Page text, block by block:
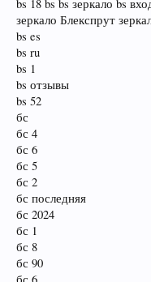
bs 18 bs bs зеркало bs
зеркало Блекспрут
bs es
bs ru
bs 1
bs отзывы
bs 52
бс
бс 4
бс 6
бс 5
бс 2
бс последняя
бс 2024
бс 1
бс 8
бс 90